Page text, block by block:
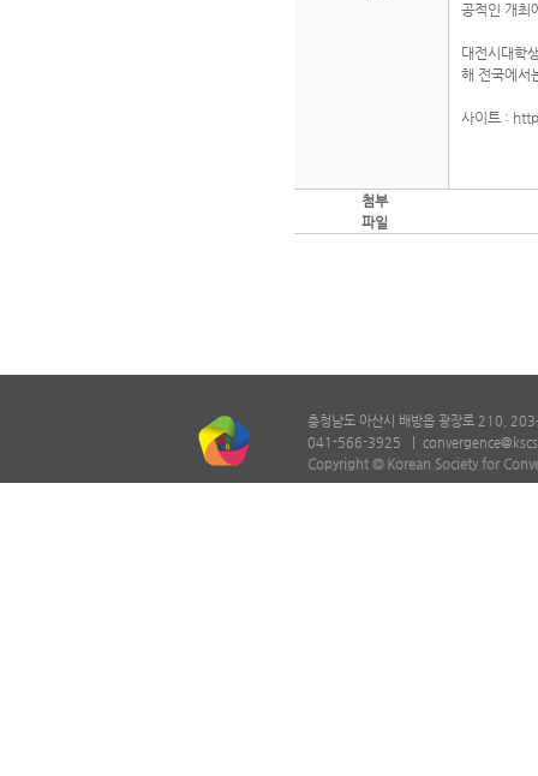
공적인 개최
대전시대학
해 전국에서
사이트 :
첨부
파일
충청남도 아산시 배방읍 광장로 210,
041-566-3925 |
Copyright © Korean Society for